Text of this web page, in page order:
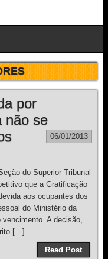
por
não se
06/01/2013
do Superior Tribunal
que a Gratificação
aos ocupantes dos
do Ministério da
vencimento. A decisão,
[…]
Read Post